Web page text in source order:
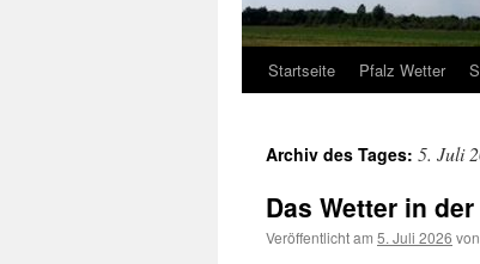
Startseite Pfalz Wetter
Archiv des Tages: 5. Juli
Das Wetter in
Veröffentlicht am 5. Juli 2026 von